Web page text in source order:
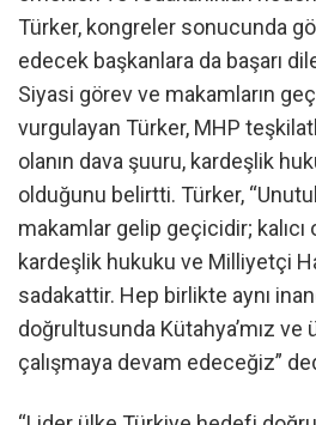
Türker, kongreler sonucunda
edecek başkanlara da başarı
Siyasi görev ve makamların
vurgulayan Türker, MHP
olanın dava şuuru, kardeşlik
olduğunu belirtti. Türker,
makamlar gelip geçicidir; kalıcı
kardeşlik hukuku ve Milliyetçi
sadakattir. Hep birlikte aynı
doğrultusunda Kütahya’mız ve
çalışmaya devam edeceğiz”